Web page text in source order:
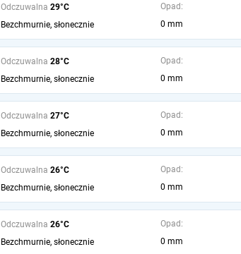
Odczuwalna 29°C
Bezchmurnie, słonecznie
Opad:
0 mm
Odczuwalna 28°C
Bezchmurnie, słonecznie
Opad:
0 mm
Odczuwalna 27°C
Bezchmurnie, słonecznie
Opad:
0 mm
Odczuwalna 26°C
Bezchmurnie, słonecznie
Opad:
0 mm
Odczuwalna 26°C
Bezchmurnie, słonecznie
Opad:
0 mm